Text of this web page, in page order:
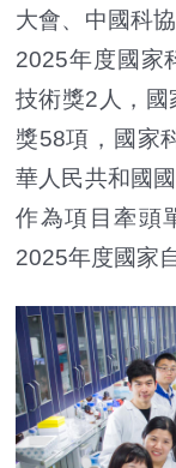
大會、中國科
2025年度國家
技術獎2人，國
獎58項，國家
華人民共和國
作為項目牽頭
2025年度國家